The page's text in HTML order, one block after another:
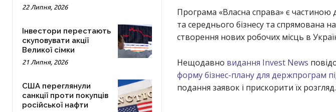
22 Липня, 2026
Інвестори перестають
скуповувати акції
Великої сімки
21 Липня, 2026
США переглянули
санкції проти покупців
російської нафти
Програма «Власна справа» є частиною
та середнього бізнесу та спрямована
створення нових робочих місць в
Нещодавно видання Invest News
форму бізнес-плану для держпрограм
подання заявок і прискорити їх розгляд.